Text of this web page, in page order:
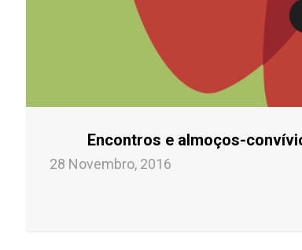
Encontros e almoços-
28 Novembro, 2016